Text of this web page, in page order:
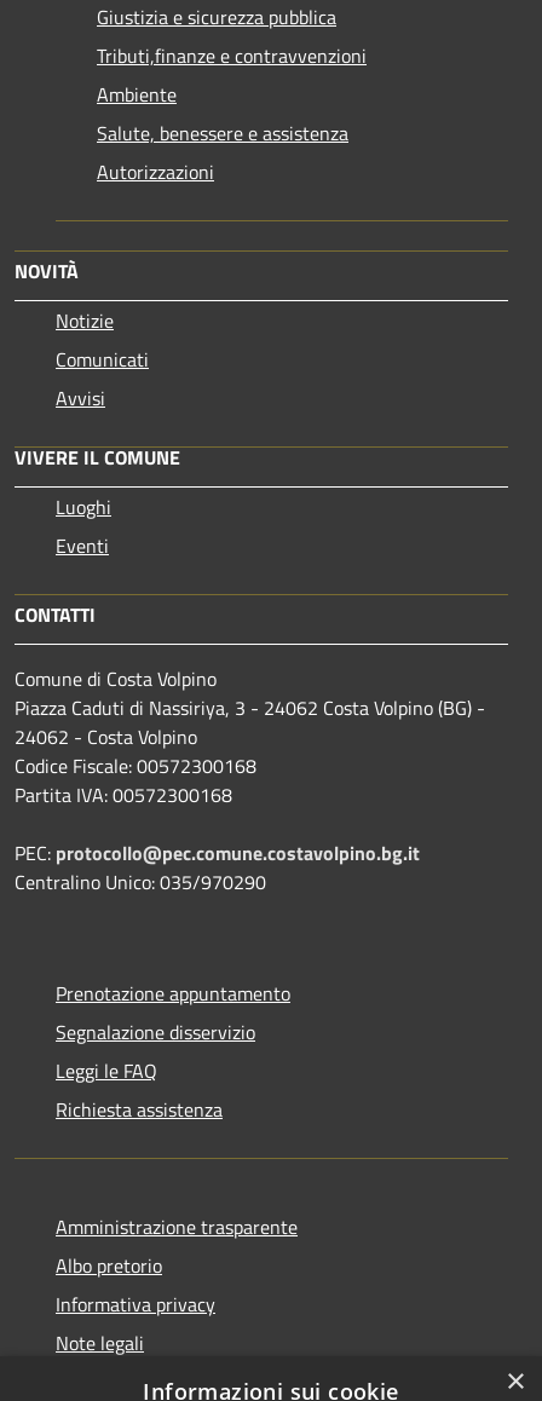
Giustizia e sicurezza pubblica
Tributi,finanze e contravvenzioni
Ambiente
Salute, benessere e assistenza
Autorizzazioni
NOVITÀ
Notizie
Comunicati
Avvisi
VIVERE IL COMUNE
Luoghi
Eventi
CONTATTI
Comune di Costa Volpino
Piazza Caduti di Nassiriya, 3 - 24062 Costa Volpino (BG) -
24062 - Costa Volpino
Codice Fiscale: 00572300168
Partita IVA: 00572300168
PEC: protocollo@pec.comune.costavolpino.bg.it
Centralino Unico: 035/970290
Prenotazione appuntamento
Segnalazione disservizio
Leggi le FAQ
Richiesta assistenza
Amministrazione trasparente
Albo pretorio
Informativa privacy
Note legali
Dichiarazione di accessibilità
×
Informazioni sui cookie